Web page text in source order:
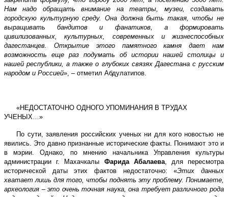
Нам надо обращать внимание на театры, музеи, создавать
городскую культурную среду. Она должна быть такая, чтобы не
выращивать бандитов и фанатиков, а формировать
цивилизованных, культурных, современных и жизнеспособных
дагестанцев. Открытие этого памятного камня дает нам
возможность еще раз подумать об истории нашей столицы и
нашей республики, а также о глубоких связях Дагестана с русским
народом и Россией», – отметил Абдулатипов.
«НЕДОСТАТОЧНО ОДНОГО УПОМИНАНИЯ В ТРУДАХ
УЧЕНЫХ…»
По сути, заявления российских ученых ни для кого новостью не
явились. Это давно признанные исторические факты. Понимают это и
в мэрии. Однако, по мнению начальника Управления культуры
администрации г. Махачкалы Фарида Абалаева, для пересмотра
исторической даты этих фактов недостаточно: «Этих данных
хватает лишь для того, чтобы поднять эту проблему. Понимаете,
археология – это очень точная наука, она требует различного рода